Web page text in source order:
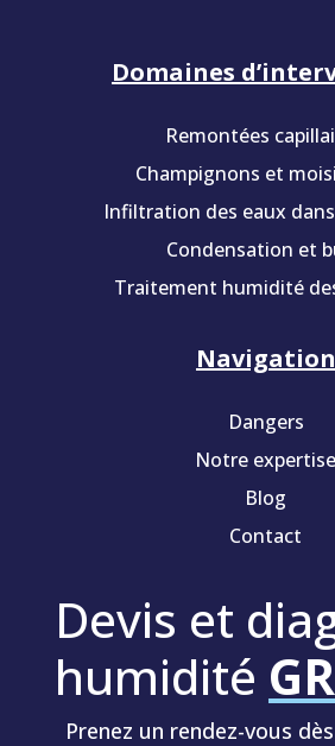
Domaines
Remontées
Champignons et
Infiltration des eaux
Condensation et
Traitement humidité
Navigation
Dangers
Notre expertise
Blog
Contact
Devis et
humidité
Prenez un rendez-vous